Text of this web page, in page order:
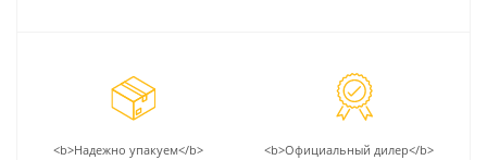
<b>Надежно упакуем</b> <b>Официальный дилер</b>